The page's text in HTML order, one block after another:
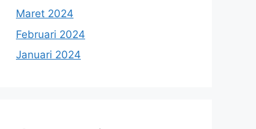
Maret 2024
Februari 2024
Januari 2024